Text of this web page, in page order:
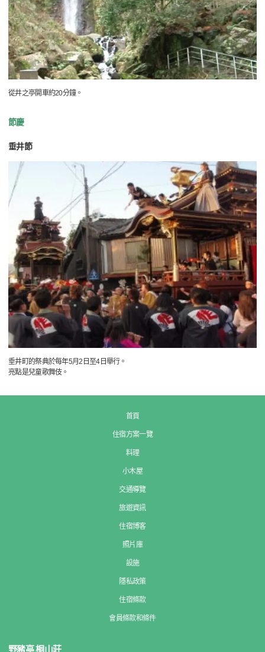
從井之亭開車約20分鐘。
節慶
垂井節
垂井町的祭典於每年5月2日至4日舉行。
亮點是兒童歌舞伎。
首頁
住宿方案一覽
料理
小木屋
交通導覽
旅遊資訊
住宿博客
照片庫
設施
隱私政策
住宿條款
會員條款和條件
野豬亭 桐山莊